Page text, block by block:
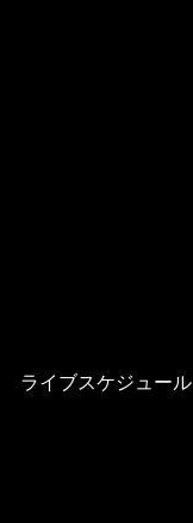
ライブスケジュール